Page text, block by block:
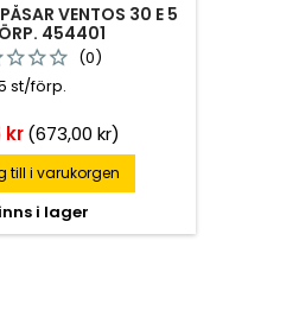
VENTOS 30 E 5
454401
(0)
st/förp.
kr (673,00 kr)
till i varukorgen
i lager